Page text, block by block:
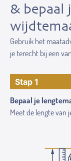
& bepaal
Gebruik het
je terecht bij een
Stap 1
Bepaal je
Meet de lengte van